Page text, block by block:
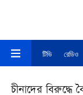
টিভি রেডিও
চীনাদের